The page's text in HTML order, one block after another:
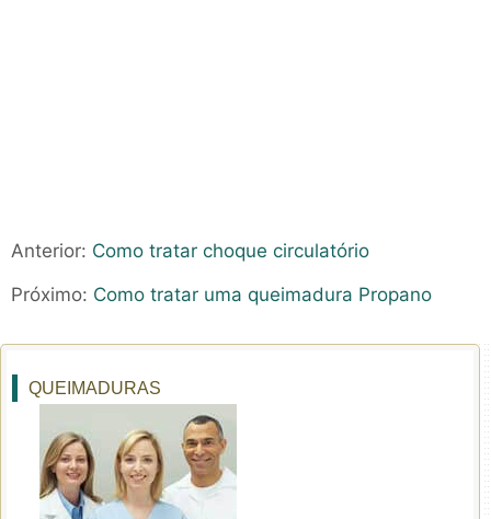
Anterior: Como tratar choque circulatório
Próximo: Como tratar uma queimadura Propano
QUEIMADURAS